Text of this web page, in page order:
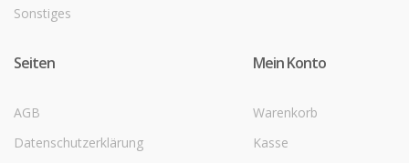
Sonstiges
Seiten
AGB
Datenschutzerklärung
Mein Konto
Warenkorb
Kasse